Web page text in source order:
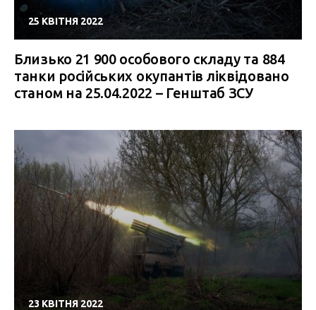
25 КВІТНЯ 2022
Близько 21 900 особового складу та 884
танки російських окупантів ліквідовано
станом на 25.04.2022 – Генштаб ЗСУ
23 КВІТНЯ 2022